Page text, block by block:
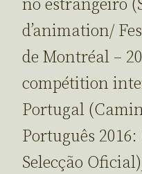
no estrangeiro
d’animation/
de Montréal –
compétition
Portugal
Português
Selecção